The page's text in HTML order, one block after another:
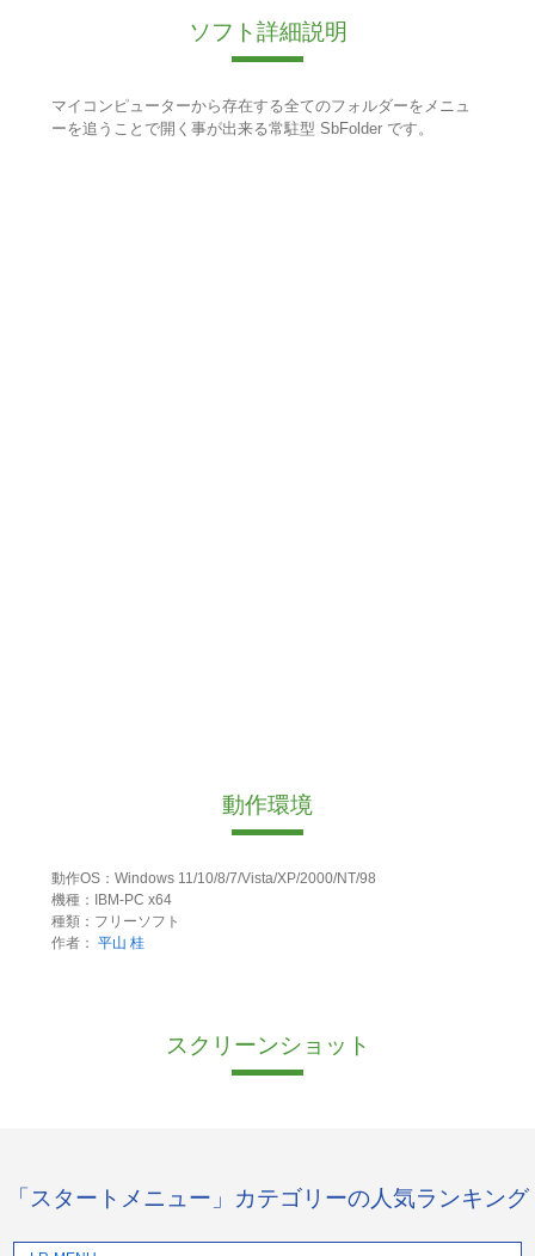
ソフト詳細説明
マイコンピューターから存在する全てのフォルダーをメニュ
ーを追うことで開く事が出来る常駐型 SbFolder です。
動作環境
動作OS：Windows 11/10/8/7/Vista/XP/2000/NT/98
機種：IBM-PC x64
種類：フリーソフト
作者： 平山 桂
スクリーンショット
「スタートメニュー」カテゴリーの人気ランキング